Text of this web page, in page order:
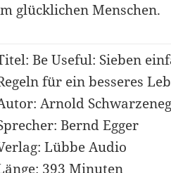
glücklichen Menschen.
Be Useful: Sieben
für ein besseres
Arnold
Bernd Egger
Lübbe Audio
393 Minuten